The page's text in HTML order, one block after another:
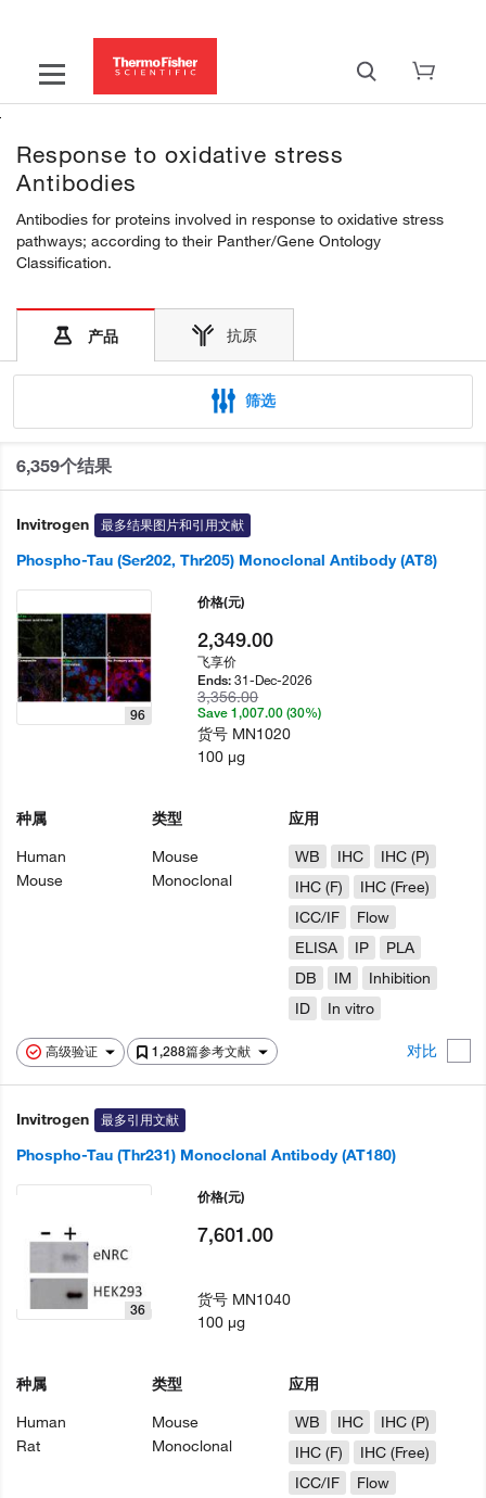
Response to oxidative stress
Antibodies
Antibodies for proteins involved in response to oxidative stress
pathways; according to their Panther/Gene Ontology
Classification.
产品 抗原
筛选
6,359个结果
Invitrogen 最多结果图片和引用文献
Phospho-Tau (Ser202, Thr205) Monoclonal Antibody (AT8)
高级验证 1,288篇参考文献 对比
96
种属
Human
Mouse
类型
Mouse
Monoclonal
应用
WB
IHC
IHC (P)
IHC (F)
IHC (Free)
ICC/IF
Flow
ELISA
IP
PLA
DB
IM
Inhibition
ID
In vitro
价格(元)
2,349.00
飞享价
Ends:31-Dec-2026
3,356.00
Save 1,007.00 (30%)
货号 MN1020
100 µg
Invitrogen 最多引用文献
Phospho-Tau (Thr231) Monoclonal Antibody (AT180)
36
种属
Human
Rat
类型
Mouse
Monoclonal
应用
WB
IHC
IHC (P)
IHC (F)
IHC (Free)
ICC/IF
Flow
价格(元)
7,601.00
货号 MN1040
100 µg